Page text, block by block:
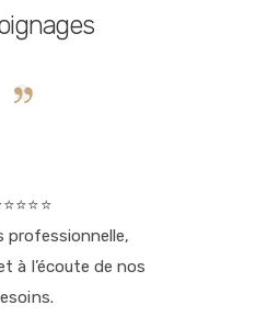
professionnelle,
à l’écoute de nos